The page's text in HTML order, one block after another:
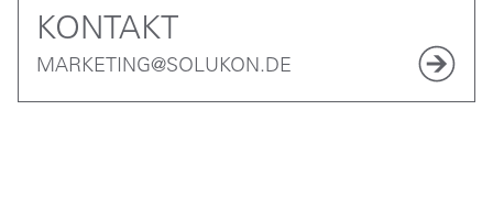
KONTAKT
MARKETING@SOLUKON.DE